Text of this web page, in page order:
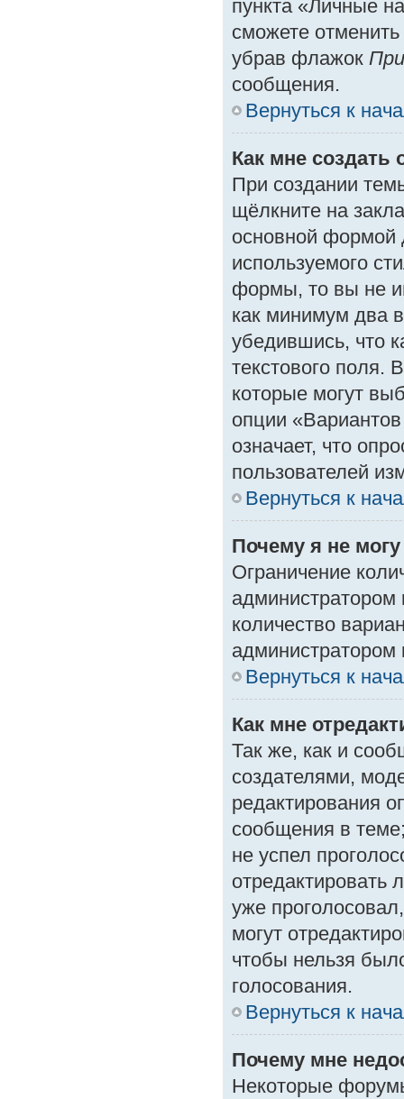
пункта «Личные
сможете
убрав флажок
сообщения.
Вернуться к
Как мне создать
При создании
щёлкните на
основной формой
используемого
формы, то вы не
как минимум два
убедившись, что
текстового поля.
которые могут
опции
означает, что
пользователей
Вернуться к
Почему я не
Ограничение
количество
Вернуться к
Как мне
Так же, как и
создателями,
редактирования
сообщения в
не успел
отредактировать
уже
могут
чтобы нельзя
голосования.
Вернуться к
Почему мне
Некоторые